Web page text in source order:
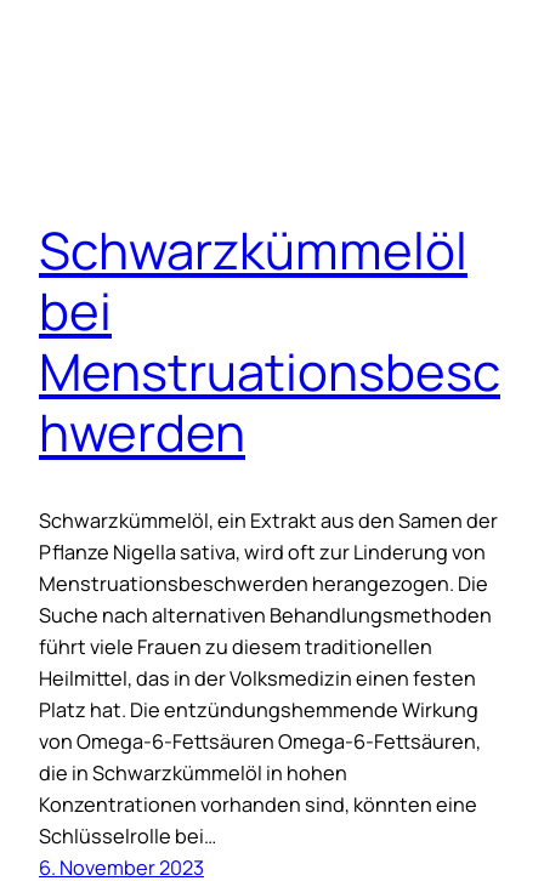
Schwarzkümmelöl
bei
Menstruationsbesc
hwerden
Schwarzkümmelöl, ein Extrakt aus den Samen der
Pflanze Nigella sativa, wird oft zur Linderung von
Menstruationsbeschwerden herangezogen. Die
Suche nach alternativen Behandlungsmethoden
führt viele Frauen zu diesem traditionellen
Heilmittel, das in der Volksmedizin einen festen
Platz hat. Die entzündungshemmende Wirkung
von Omega-6-Fettsäuren Omega-6-Fettsäuren,
die in Schwarzkümmelöl in hohen
Konzentrationen vorhanden sind, könnten eine
Schlüsselrolle bei…
6. November 2023